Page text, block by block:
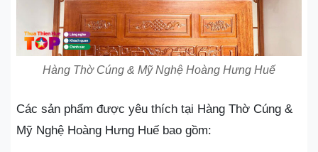
Hàng Thờ Cúng & Mỹ Nghệ Hoàng Hưng Huế
Các sản phẩm được yêu thích tại Hàng Thờ Cúng &
Mỹ Nghệ Hoàng Hưng Huế bao gồm: